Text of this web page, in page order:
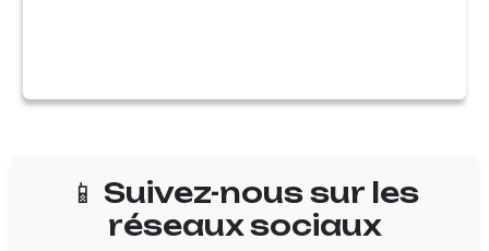
📱 Suivez-nous sur les
réseaux sociaux